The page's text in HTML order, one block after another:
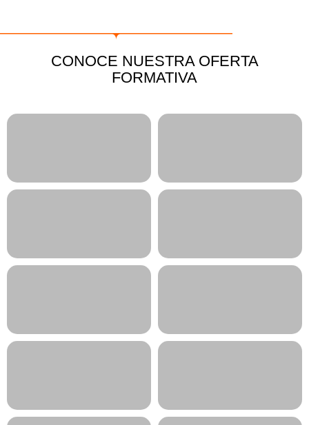
CONOCE NUESTRA OFERTA
FORMATIVA
ADMINISTRACIÓN
AGRARIA
AUTÓNOMO
COMERCIO
ELECTRICIDAD
ENERGÍA
FABRICACIÓN HOSTELERÍA